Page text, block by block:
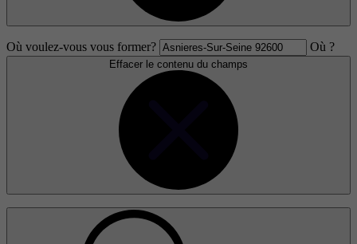
Où voulez-vous vous former? Où ?
Effacer le contenu du champs